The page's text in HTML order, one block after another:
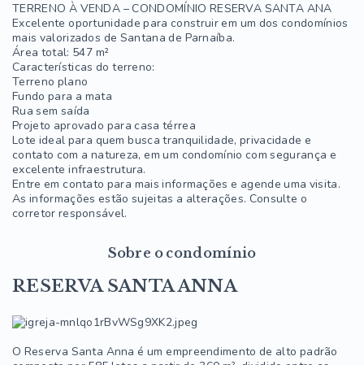
TERRENO À VENDA – CONDOMÍNIO RESERVA SANTA ANA
Excelente oportunidade para construir em um dos condomínios
mais valorizados de Santana de Parnaíba.
Área total: 547 m²
Características do terreno:
Terreno plano
Fundo para a mata
Rua sem saída
Projeto aprovado para casa térrea
Lote ideal para quem busca tranquilidade, privacidade e
contato com a natureza, em um condomínio com segurança e
excelente infraestrutura.
Entre em contato para mais informações e agende uma visita.
As informações estão sujeitas a alterações. Consulte o
corretor responsável.
Sobre o condomínio
RESERVA SANTA ANNA
O Reserva Santa Anna é um empreendimento de alto padrão